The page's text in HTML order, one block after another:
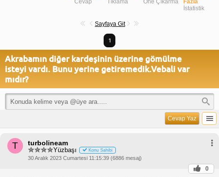
İstatistik
Sayfaya Git
1
Akrabamın diğer kardeşinin üzerine gömülme
isteyi vardı. Bunu yerine getiremedik.Vebali var
mıdır?
Cevap Yaz
T turbolineam
Yüzbaşı Konu Sahibi
30 Aralık 2023 Cumartesi 11:15:39 (6886 mesaj)
0